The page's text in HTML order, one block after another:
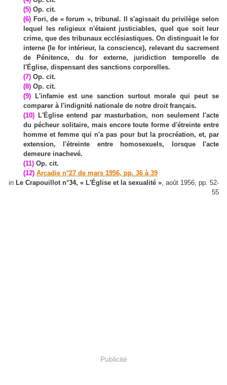
(5) Op. cit.
(6) Fori, de « forum », tribunal. Il s'agissait du privilège selon
lequel les religieux n'étaient justiciables, quel que soit leur
crime, que des tribunaux ecclésiastiques. On distinguait le for
interne (le for intérieur, la conscience), relevant du sacrement
de Pénitence, du for externe, juridiction temporelle de
l'Église, dispensant des sanctions corporelles.
(7) Op. cit.
(8) Op. cit.
(9) L'infamie est une sanction surtout morale qui peut se
comparer à l'indignité nationale de notre droit français.
(10) L'Église entend par masturbation, non seulement l'acte
du pécheur solitaire, mais encore toute forme d'étreinte entre
homme et femme qui n'a pas pour but la procréation, et, par
extension, l'étreinte entre homosexuels, lorsque l'acte
demeure inachevé.
(11) Op. cit.
(12) Arcadie n°27 de mars 1956, pp. 36 à 39
in Le Crapouillot n°34, « L'Église et la sexualité », août 1956, pp. 52-
55
Publicité